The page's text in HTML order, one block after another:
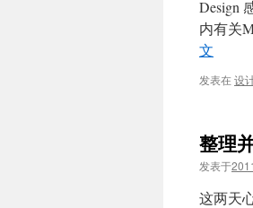
Design
内有关
文
发表在设
整理
发表于
这两天